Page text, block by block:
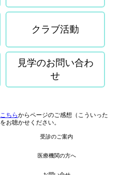
クラブ活動
見学のお問い合わ
せ
こちらからページのご感想（こういった
お聴かせください。
受診のご案内
医療機関の方へ